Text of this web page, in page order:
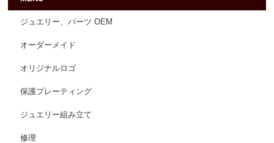
ジュエリー、パーツ OEM
オーダーメイド
オリジナルロゴ
保護プレーティング
ジュエリー組み立て
修理